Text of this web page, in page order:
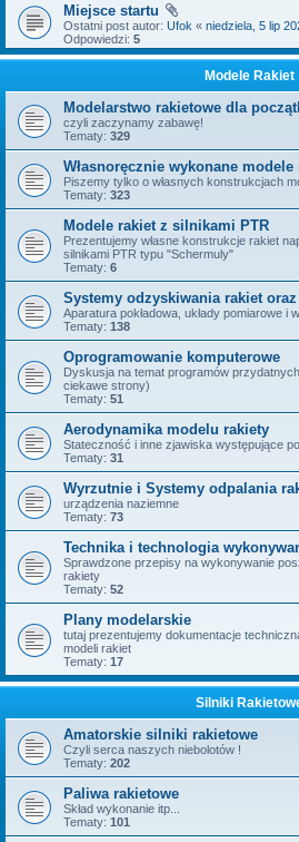
Miejsce startu
Ostatni post autor: Ufok « niedziela, 5 lip
Odpowiedzi: 5
Modele Rakiet
Modelarstwo rakietowe dla
czyli zaczynamy zabawę!
Tematy: 329
Własnoręcznie wykonane modele
Piszemy tylko o własnych konstrukcjach
Tematy: 323
Modele rakiet z silnikami PTR
Prezentujemy własne konstrukcje rakiet
silnikami PTR typu "Schermuly"
Tematy: 6
Systemy odzyskiwania rakiet
Aparatura pokładowa, układy pomiarowe i
Tematy: 138
Oprogramowanie komputerowe
Dyskusja na temat programów
ciekawe strony)
Tematy: 51
Aerodynamika modelu rakiety
Stateczność i inne zjawiska występujące
Tematy: 31
Wyrzutnie i Systemy odpalania
urządzenia naziemne
Tematy: 73
Technika i technologia
Sprawdzone przepisy na wykonywanie
rakiety
Tematy: 52
Plany modelarskie
tutaj prezentujemy dokumentacje
modeli rakiet
Tematy: 17
Silniki
Amatorskie silniki rakietowe
Czyli serca naszych niebolotów !
Tematy: 202
Paliwa rakietowe
Skład wykonanie itp...
Tematy: 101